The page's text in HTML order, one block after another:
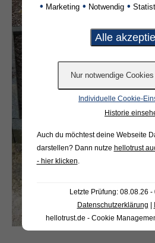
• Marketing • Notwendig •
Individuelle Cookie-
Historie
Auch du möchtest deine Webseite
darstellen? Dann nutze hellotrust
- hier klicken
Letzte Prüfung: 08.08.26
Datenschutzerklärung |
hellotrust.de - Cookie